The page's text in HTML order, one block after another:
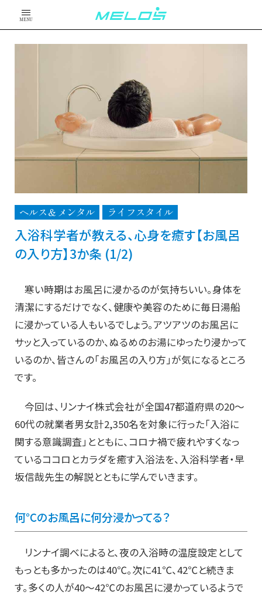
MENU
ヘルス＆メンタル ライフスタイル
入浴科学者が教える、心身を癒す【お風呂
の入り方】3か条 (1/2)
寒い時期はお風呂に浸かるのが気持ちいい。身体を
清潔にするだけでなく、健康や美容のために毎日湯船
に浸かっている人もいるでしょう。アツアツのお風呂に
サッと入っているのか、ぬるめのお湯にゆったり浸かって
いるのか、皆さんの「お風呂の入り方」が気になるところ
です。
今回は、リンナイ株式会社が全国47都道府県の20～
60代の就業者男女計2,350名を対象に行った「入浴に
関する意識調査」とともに、コロナ禍で疲れやすくなっ
ているココロとカラダを癒す入浴法を、入浴科学者・早
坂信哉先生の解説とともに学んでいきます。
何℃のお風呂に何分浸かってる？
リンナイ調べによると、夜の入浴時の温度設定として
もっとも多かったのは40℃。次に41℃、42℃と続きま
す。多くの人が40～42℃のお風呂に浸かっているようで